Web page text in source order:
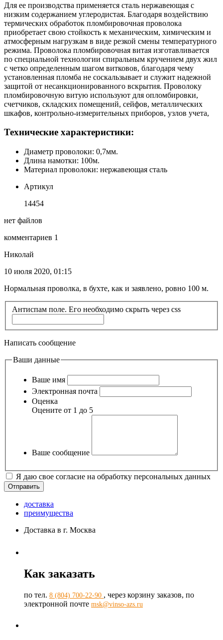
Для ее производства применяется сталь нержавеющая с
низким содержанием углеродистая. Благодаря воздействию
термических обработок пломбировочная проволока
приобретает свою стойкость к механическим, химическим и
атмосферным нагрузкам в виде резкой смены температурного
режима. Проволока пломбировочная витая изготавливается
по специальной технологии спиральным кручением двух жил
с четко определенным шагом витковов, благодаря чему
установленная пломба не соскальзывает и служит надежной
защитой от несанкционированного вскрытия. Проволоку
пломбировочную витую используют для опломбировки,
счетчиков, складских помещений, сейфов, металлических
шкафов, контрольно-измерительных приборов, узлов учета,
Технические характеристики:
Диаметр проволоки: 0,7мм.
Длина намотки: 100м.
Материал проволоки: нержавеющая сталь
Артикул
14454
нет файлов
комментариев 1
Николай
10 июля 2020, 01:15
Нормальная проволка, в бухте, как и заявлено, ровно 100 м.
Антиспам поле. Его необходимо скрыть через css
Написать сообщение
Ваши данные
Ваше имя
Электронная почта
Оценка
Оцените от 1 до 5
Ваше сообщение
Я даю свое согласие на обработку персональных данных
доставка
преимущества
Доставка в г. Москва
Как заказать
по тел. 8 (804) 700-22-90 , через корзину заказов, по
электронной почте msk@vinso-azs.ru